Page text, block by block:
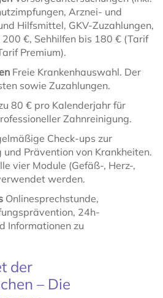
Arznei- und
Hilfsmittel, GKV-Zuzahlungen,
€, Sehhilfen bis 180 € (Tarif
Premium).
Freie Krankenhauswahl. Der
sowie Zuzahlungen.
80 € pro Kalenderjahr für
Zahnreinigung.
Check-ups zur
und Prävention von Krankheiten.
vier Module (Gefäß-, Herz-,
werden.
Onlinesprechstunde,
24h-
Informationen zu
der
– Die